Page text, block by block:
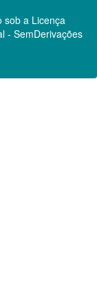
sob a Licença
- SemDerivações